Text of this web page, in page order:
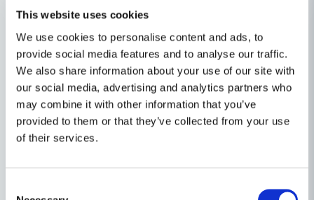
This website uses cookies
We use cookies to personalise content and ads, to
provide social media features and to analyse our traffic.
We also share information about your use of our site with
our social media, advertising and analytics partners who
may combine it with other information that you’ve
provided to them or that they’ve collected from your use
of their services.
material/arbeten.
OBS, detta är en rakbandad dyckert som passar till
IM65 och ej till IM65A!
Ställ en produktfråga
question
Fråga oss något om denna produkten...
Relaterade kategorier